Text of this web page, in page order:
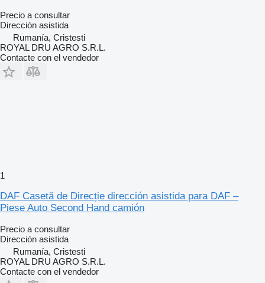
Precio a consultar
Dirección asistida
Rumanía, Cristesti
ROYAL DRU AGRO S.R.L.
Contacte con el vendedor
1
DAF Casetă de Direcție dirección asistida para DAF –
Piese Auto Second Hand camión
Precio a consultar
Dirección asistida
Rumanía, Cristesti
ROYAL DRU AGRO S.R.L.
Contacte con el vendedor